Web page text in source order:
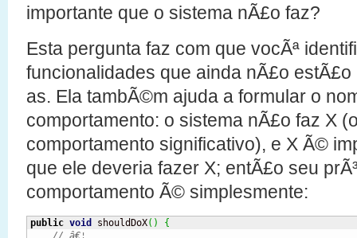
importante que o sistema nÃ£o faz?
Esta pergunta faz com que vocÃª
funcionalidades que ainda nÃ£o
as. Ela tambÃ©m ajuda a formular o
comportamento: o sistema nÃ£o faz X
comportamento significativo), e X Ã©
que ele deveria fazer X; entÃ£o seu
comportamento Ã© simplesmente:
public void shouldDoX( )
{
// â€¦